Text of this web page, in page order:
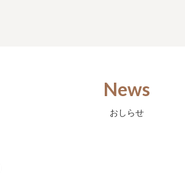
News
おしらせ